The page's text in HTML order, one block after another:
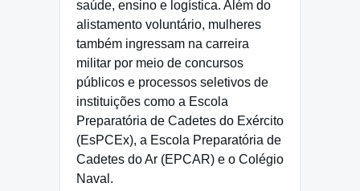
saúde, ensino e logística. Além do
alistamento voluntário, mulheres
também ingressam na carreira
militar por meio de concursos
públicos e processos seletivos de
instituições como a Escola
Preparatória de Cadetes do Exército
(EsPCEx), a Escola Preparatória de
Cadetes do Ar (EPCAR) e o Colégio
Naval.